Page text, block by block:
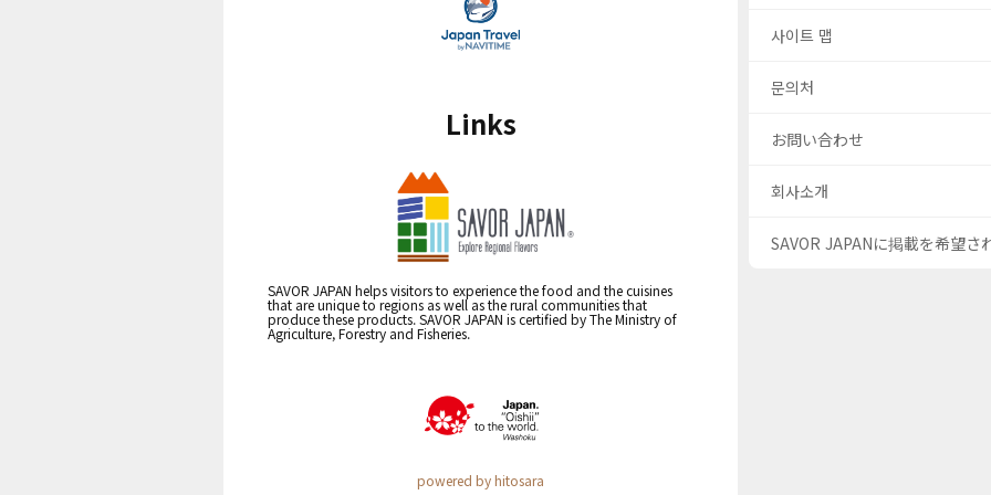
Links
SAVOR JAPAN helps visitors to experience the food and the cuisines
that are unique to regions as well as the rural communities that
produce these products. SAVOR JAPAN is certified by The Ministry of
Agriculture, Forestry and Fisheries.
powered by hitosara
사이트 맵
문의처
お問い合わせ
회사소개
SAVOR JAPANに掲載を希望さ